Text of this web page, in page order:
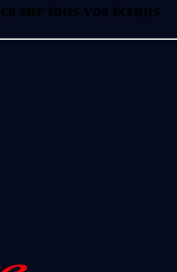
sur tous vos écrans